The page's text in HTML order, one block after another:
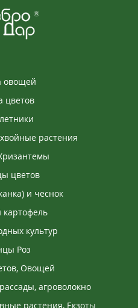
овощей
цветов
растения
цветов
и чеснок
культур
Роз
Овощей
агроволокно
растения, Екзоты